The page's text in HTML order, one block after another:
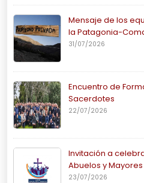
Mensaje de los
la Patagonia-
31/07/2026
Encuentro de
Sacerdotes
22/07/2026
Invitación a
Abuelos y Mayores
23/07/2026